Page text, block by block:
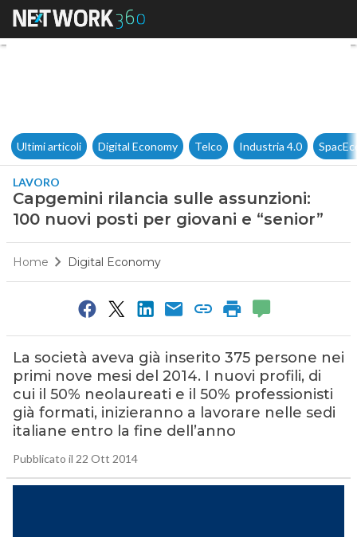
Capgemini rilancia sulle
Ultimi articoli Digital Economy Telco Industria 4.0
LAVORO
Capgemini rilancia sulle assunzioni:
100 nuovi posti per giovani e “senior”
Home Digital Economy
La società aveva già inserito 375 persone nei
primi nove mesi del 2014. I nuovi profili, di
cui il 50% neolaureati e il 50% professionisti
già formati, inizieranno a lavorare nelle sedi
italiane entro la fine dell’anno
Pubblicato il 22 Ott 2014